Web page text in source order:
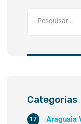
Categorias
Araguaia
17